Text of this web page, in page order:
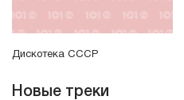
Дискотека СССР
Новые треки